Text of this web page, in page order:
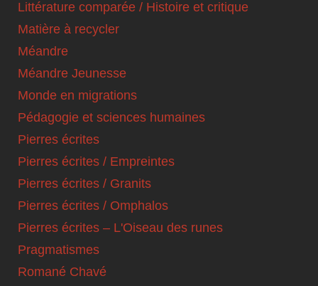
Littérature comparée / Histoire et critique
Matière à recycler
Méandre
Méandre Jeunesse
Monde en migrations
Pédagogie et sciences humaines
Pierres écrites
Pierres écrites / Empreintes
Pierres écrites / Granits
Pierres écrites / Omphalos
Pierres écrites – L'Oiseau des runes
Pragmatismes
Romané Chavé